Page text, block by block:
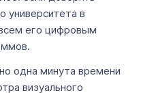
университета в
его цифровым
одна минута времени
визуального